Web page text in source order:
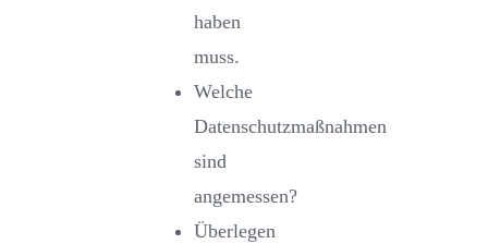
haben
muss.
Welche
Datenschutzmaßnahmen
sind
angemessen?
Überlegen